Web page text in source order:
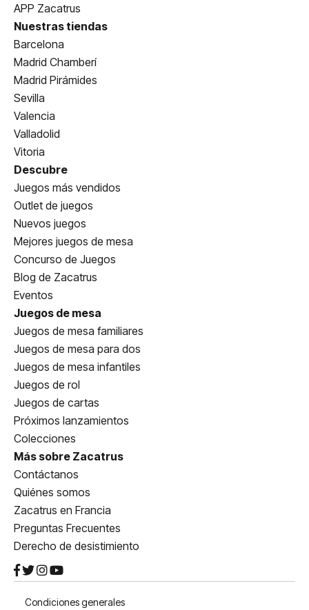
APP Zacatrus
Nuestras tiendas
Barcelona
Madrid Chamberí
Madrid Pirámides
Sevilla
Valencia
Valladolid
Vitoria
Descubre
Juegos más vendidos
Outlet de juegos
Nuevos juegos
Mejores juegos de mesa
Concurso de Juegos
Blog de Zacatrus
Eventos
Juegos de mesa
Juegos de mesa familiares
Juegos de mesa para dos
Juegos de mesa infantiles
Juegos de rol
Juegos de cartas
Próximos lanzamientos
Colecciones
Más sobre Zacatrus
Contáctanos
Quiénes somos
Zacatrus en Francia
Preguntas Frecuentes
Derecho de desistimiento
Condiciones generales